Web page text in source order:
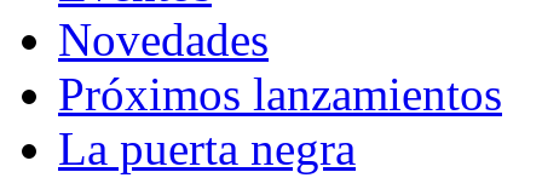
Novedades
Próximos lanzamientos
La puerta negra